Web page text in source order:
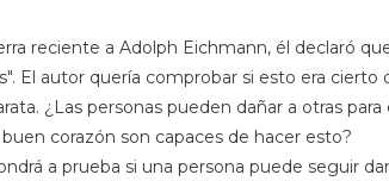
reciente a Adolph Eichmann, él declaró
El autor quería comprobar si esto era cierto
¿Las personas pueden dañar a otras
corazón son capaces de hacer esto?
a prueba si una persona puede seguir